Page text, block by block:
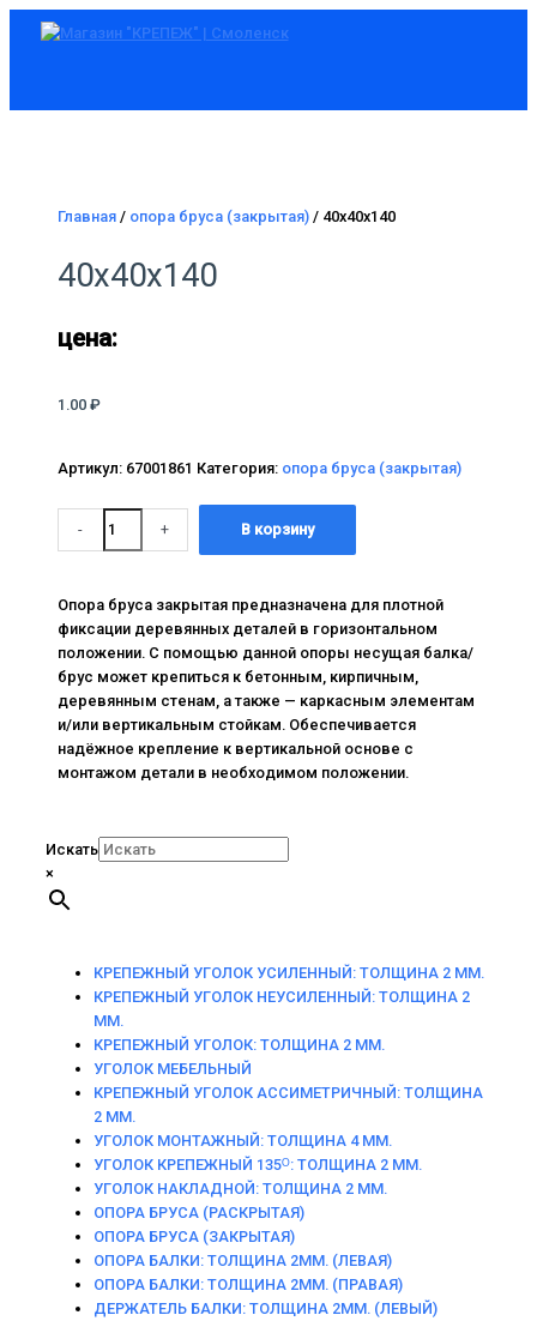
Перейти Главное
Главная/ опора бруса (закрытая)/ 40х40х140
40х40х140
цена:
1.00 ₽
Артикул: 67001861 Категория: опора бруса (закрытая)
-
Количество
+ В корзину
Опора бруса закрытая предназначена для плотной
фиксации деревянных деталей в горизонтальном
положении. С помощью данной опоры несущая балка/
брус может крепиться к бетонным, кирпичным,
деревянным стенам, а также — каркасным элементам
и/или вертикальным стойкам. Обеспечивается
надёжное крепление к вертикальной основе с
монтажом детали в необходимом положении.
Искать
×
КРЕПЕЖНЫЙ УГОЛОК УСИЛЕННЫЙ: ТОЛЩИНА 2 ММ.
КРЕПЕЖНЫЙ УГОЛОК НЕУСИЛЕННЫЙ: ТОЛЩИНА 2
ММ.
КРЕПЕЖНЫЙ УГОЛОК: ТОЛЩИНА 2 ММ.
УГОЛОК МЕБЕЛЬНЫЙ
КРЕПЕЖНЫЙ УГОЛОК АССИМЕТРИЧНЫЙ: ТОЛЩИНА
2 ММ.
УГОЛОК МОНТАЖНЫЙ: ТОЛЩИНА 4 ММ.
УГОЛОК КРЕПЕЖНЫЙ 135ᴼ: ТОЛЩИНА 2 ММ.
УГОЛОК НАКЛАДНОЙ: ТОЛЩИНА 2 ММ.
ОПОРА БРУСА (РАСКРЫТАЯ)
ОПОРА БРУСА (ЗАКРЫТАЯ)
ОПОРА БАЛКИ: ТОЛЩИНА 2ММ. (ЛЕВАЯ)
ОПОРА БАЛКИ: ТОЛЩИНА 2ММ. (ПРАВАЯ)
ДЕРЖАТЕЛЬ БАЛКИ: ТОЛЩИНА 2ММ. (ЛЕВЫЙ)